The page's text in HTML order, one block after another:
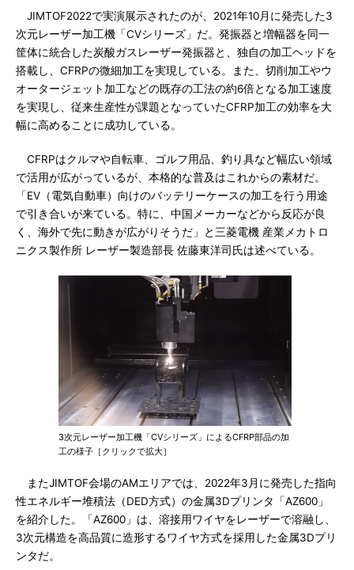
JIMTOF2022で実演展示されたのが、2021年10月に発売した3
次元レーザー加工機「CVシリーズ」だ。発振器と増幅器を同一
筐体に統合した炭酸ガスレーザー発振器と、独自の加工ヘッドを
搭載し、CFRPの微細加工を実現している。また、切削加工やウ
オータージェット加工などの既存の工法の約6倍となる加工速度
を実現し、従来生産性が課題となっていたCFRP加工の効率を大
幅に高めることに成功している。
CFRPはクルマや自転車、ゴルフ用品、釣り具など幅広い領域
で活用が広がっているが、本格的な普及はこれからの素材だ。
「EV（電気自動車）向けのバッテリーケースの加工を行う用途
で引き合いが来ている。特に、中国メーカーなどから反応が良
く、海外で先に動きが広がりそうだ」と三菱電機 産業メカトロ
ニクス製作所 レーザー製造部長 佐藤東洋司氏は述べている。
3次元レーザー加工機「CVシリーズ」によるCFRP部品の加
工の様子［クリックで拡大］
またJIMTOF会場のAMエリアでは、2022年3月に発売した指向
性エネルギー堆積法（DED方式）の金属3Dプリンタ「AZ600」
を紹介した。「AZ600」は、溶接用ワイヤをレーザーで溶融し、
3次元構造を高品質に造形するワイヤ方式を採用した金属3Dプリ
ンタだ。